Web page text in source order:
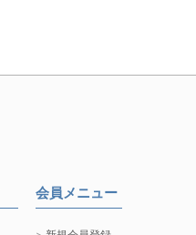
会員メニュー